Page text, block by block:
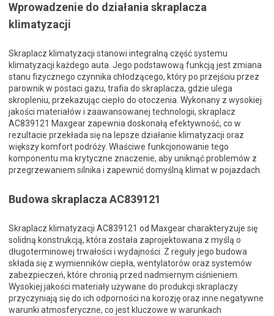
Wprowadzenie do działania skraplacza
klimatyzacji
Skraplacz klimatyzacji stanowi integralną część systemu
klimatyzacji każdego auta. Jego podstawową funkcją jest zmiana
stanu fizycznego czynnika chłodzącego, który po przejściu przez
parownik w postaci gazu, trafia do skraplacza, gdzie ulega
skropleniu, przekazując ciepło do otoczenia. Wykonany z wysokiej
jakości materiałów i zaawansowanej technologii, skraplacz
AC839121 Maxgear zapewnia doskonałą efektywność, co w
rezultacie przekłada się na lepsze działanie klimatyzacji oraz
większy komfort podróży. Właściwe funkcjonowanie tego
komponentu ma krytyczne znaczenie, aby uniknąć problemów z
przegrzewaniem silnika i zapewnić domyślną klimat w pojazdach.
Budowa skraplacza AC839121
Skraplacz klimatyzacji AC839121 od Maxgear charakteryzuje się
solidną konstrukcją, która została zaprojektowana z myślą o
długoterminowej trwałości i wydajności. Z reguły jego budowa
składa się z wymienników ciepła, wentylatorów oraz systemów
zabezpieczeń, które chronią przed nadmiernym ciśnieniem.
Wysokiej jakości materiały używane do produkcji skraplaczy
przyczyniają się do ich odporności na korozję oraz inne negatywne
warunki atmosferyczne, co jest kluczowe w warunkach